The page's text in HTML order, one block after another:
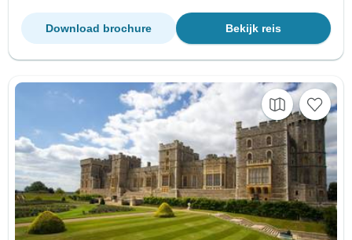
Bekijk reis
Download brochure